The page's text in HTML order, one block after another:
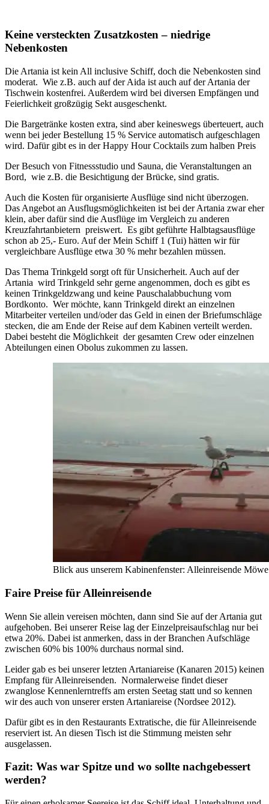
Keine versteckten Zusatzkosten – niedrige
Nebenkosten
Die Artania ist kein All inclusive Schiff, doch die Nebenkosten sind
moderat. Wie z.B. auch auf der Aida ist auch auf der Artania der
Tischwein kostenfrei. Außerdem wird bei diversen Empfängen und
Feierlichkeit großzügig Sekt ausgeschenkt.
Die Bargetränke kosten extra, sind aber keineswegs überteuert, auch
wenn bei jeder Bestellung 15 % Service automatisch aufgeschlagen
wird. Dafür gibt es in der Happy Hour Cocktails zum halben Preis
Der Besuch von Fitnessstudio und Sauna, die Veranstaltungen an
Bord, wie z.B. die Besichtigung der Brücke, sind gratis.
Auch die Kosten für organisierte Ausflüge sind nicht überzogen.
Das Angebot an Ausflugsmöglichkeiten ist bei der Artania zwar eher
klein, aber dafür sind die Ausflüge im Vergleich zu anderen
Kreuzfahrtanbietern preiswert. Es gibt geführte Halbtagsausflüge
schon ab 25,- Euro. Auf der Mein Schiff 1 (Tui) hätten wir für
vergleichbare Ausflüge etwa 30 % mehr bezahlen müssen.
Das Thema Trinkgeld sorgt oft für Unsicherheit. Auch auf der
Artania wird Trinkgeld sehr gerne angenommen, doch es gibt es
keinen Trinkgeldzwang und keine Pauschalabbuchung vom
Bordkonto. Wer möchte, kann Trinkgeld direkt an einzelnen
Mitarbeiter verteilen und/oder das Geld in einen der Briefumschläge
stecken, die am Ende der Reise auf dem Kabinen verteilt werden.
Dabei besteht die Möglichkeit der gesamten Crew oder einzelnen
Abteilungen einen Obolus zukommen zu lassen.
Blick aus unserem Kabinenfenster: Alleinreisende
Faire Preise für Alleinreisende
Wenn Sie allein vereisen möchten, dann sind Sie auf der Artania gut
aufgehoben. Bei unserer Reise lag der Einzelpreisaufschlag nur bei
etwa 20%. Dabei ist anmerken, dass in der Branchen Aufschläge
zwischen 60% bis 100% durchaus normal sind.
Leider gab es bei unserer letzten Artaniareise (Kanaren 2015) keinen
Empfang für Alleinreisenden. Normalerweise findet dieser
zwanglose Kennenlerntreffs am ersten Seetag statt und so kennen
wir des auch von unserer ersten Artaniareise (Nordsee 2012).
Dafür gibt es in den Restaurants Extratische, die für Alleinreisende
reserviert ist. An diesen Tisch ist die Stimmung meisten sehr
ausgelassen.
Fazit: Was war Spitze und wo sollte nachgebessert
werden?